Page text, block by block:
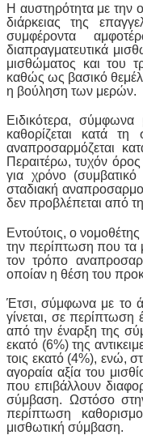
Η αυστηρότητα με την
διάρκειας της
συμφέροντα
διαπραγματευτικά
μισθώματος και του
καθώς ως βασικό
η βούληση των μερών.
Ειδικότερα,
καθορίζεται κατά
αναπροσαρμόζεται
Περαιτέρω, τυχόν
για χρόνο
σταδιακή
δεν προβλέπεται από
Εντούτοις, ο
την περίπτωση που τα
τον τρόπο
οποίαν η θέση του
Έτσι, σύμφωνα με το
γίνεται, σε περίπτωση
από την έναρξη της
εκατό (6%) της
τοις εκατό (4%), ενώ,
αγοραία αξία του
που επιβάλλουν
σύμβαση. Ωστόσο στην
περίπτωση
μισθωτική σύμβαση.